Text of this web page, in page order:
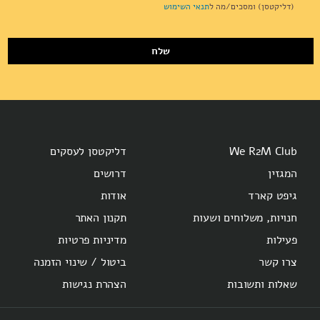
Newsletter:
שלח
(דליקטסן) ומסכים/מה לתנאי השימוש
We R2M Club
המגזין
גיפט קארד
חנויות, משלוחים ושעות
פעילות
צרו קשר
שאלות ותשובות
דליקטסן לעסקים
דרושים
אודות
תקנון האתר
מדיניות פרטיות
ביטול / שינוי הזמנה
הצהרת נגישות